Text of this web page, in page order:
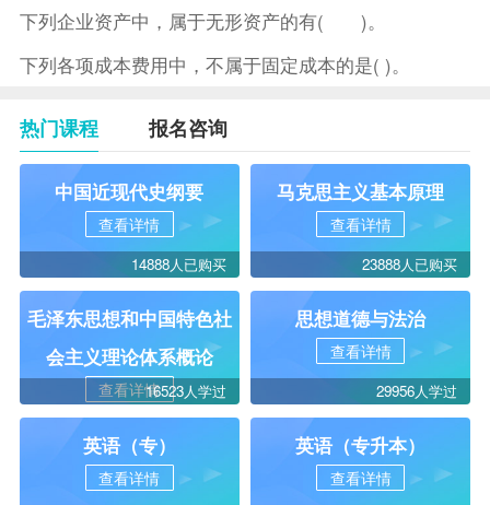
下列企业资产中，属于无形资产的有( )。
下列各项成本费用中，不属于固定成本的是( )。
热门课程 报名咨询
中国近现代史纲要
查看详情
14888人已购买
马克思主义基本原理
查看详情
23888人已购买
毛泽东思想和中国特色社
会主义理论体系概论
查看详情16523人学过
思想道德与法治
查看详情
29956人学过
英语（专）
查看详情
英语（专升本）
查看详情